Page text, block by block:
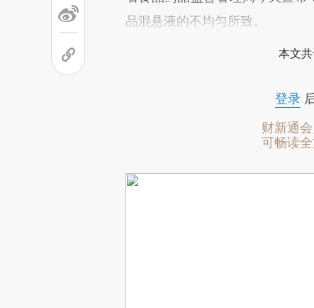
品混悬液的不均匀所致。
本文
登录
财新通
可畅读